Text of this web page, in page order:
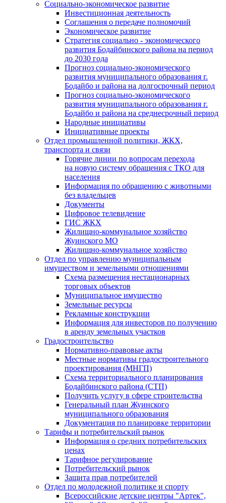
Социально-экономическое развитие
Инвестиционная деятельность
Соглашения о передаче полномочий
Экономическое развитие
Стратегия социально - экономического
развития Бодайбинского района на период
до 2030 года
Прогноз социально-экономического
развития муниципального образования г.
Бодайбо и района на долгосрочный период
Прогноз социально-экономического
развития муниципального образования г.
Бодайбо и района на среднесрочный период
Народные инициативы
Инициативные проекты
Отдел промышленной политики, ЖКХ,
транспорта и связи
Горячие линии по вопросам перехода
на новую систему обращения с ТКО для
населения
Информация по обращению с животными
без владельцев
Документы
Цифровое телевидение
ГИС ЖКХ
Жилищно-коммунальное хозяйство
Жуинского МО
Жилищно-коммунальное хозяйство
Отдел по управлению муниципальным
имуществом и земельными отношениями
Схема размещения нестационарных
торговых объектов
Муниципальное имущество
Земельные ресурсы
Рекламные конструкции
Информация для инвесторов по получению
в аренду земельных участков
Градостроительство
Нормативно-правовые акты
Местные нормативы градостроительного
проектирования (МНГП)
Схема территориального планирования
Бодайбинского района (СТП)
Получить услугу в сфере строительства
Генеральный план Жуинского
муниципального образования
Документация по планировке территории
Тарифы и потребительский рынок
Информация о средних потребительских
ценах
Тарифное регулирование
Потребительский рынок
Защита прав потребителей
Отдел по молодежной политике и спорту
Всероссийские детские центры "Артек",